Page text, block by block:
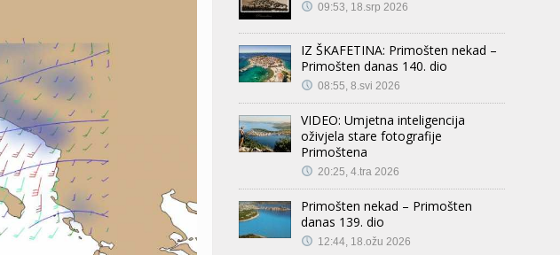
09:53, 18.srp 2026
IZ ŠKAFETINA: Primošten nekad –
Primošten danas 140. dio
08:55, 8.svi 2026
VIDEO: Umjetna inteligencija
oživjela stare fotografije
Primoštena
20:25, 4.tra 2026
Primošten nekad – Primošten
danas 139. dio
12:44, 18.ožu 2026